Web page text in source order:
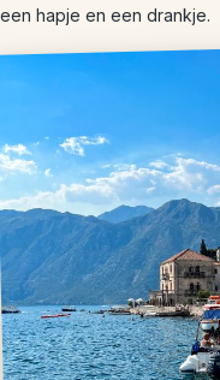
een hapje en een drankje.